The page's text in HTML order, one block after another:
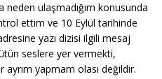
neden ulaşmadığım konusunda
ettim ve 10 Eylül tarihinde
yazı dizisi ilgili mesaj
seslere yer vermekti,
yapmam olası değildir.